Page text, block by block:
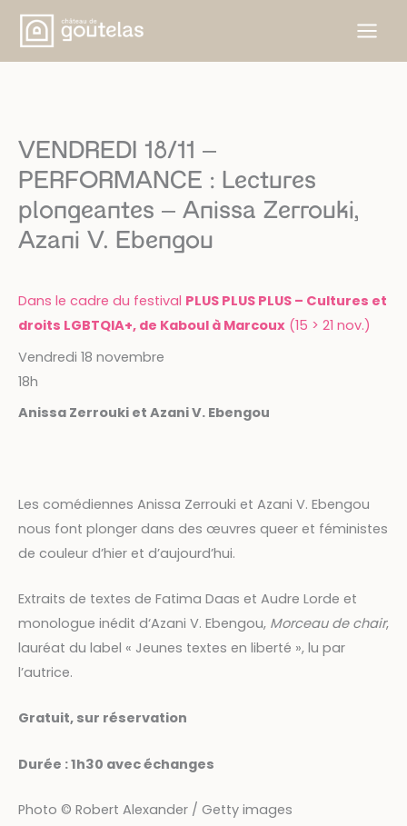
Skip
content
VENDREDI 18/11 –
PERFORMANCE : Lectures
plongeantes – Anissa Zerrouki,
Azani V. Ebengou
Dans le cadre du festival PLUS PLUS PLUS – Cultures et
droits LGBTQIA+, de Kaboul à Marcoux (15 > 21 nov.)
Vendredi 18 novembre
18h
Anissa Zerrouki et Azani V. Ebengou
Les comédiennes Anissa Zerrouki et Azani V. Ebengou
nous font plonger dans des œuvres queer et féministes
de couleur d’hier et d’aujourd’hui.
Extraits de textes de Fatima Daas et Audre Lorde et
monologue inédit d‘Azani V. Ebengou, Morceau de chair,
lauréat du label « Jeunes textes en liberté », lu par
l’autrice.
Gratuit, sur réservation
Durée : 1h30 avec échanges
Photo © Robert Alexander / Getty images